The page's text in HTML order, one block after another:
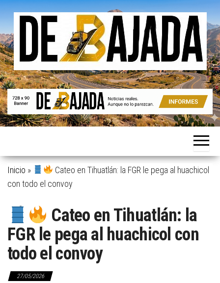
Saltar
contenido
De
Bajada
Noticias
Aunque
parezcan.
Inicio »
Cateo en Tihuatlán: la FGR le pega al huachicol
con todo el convoy
Cateo en Tihuatlán: la
FGR le pega al huachicol con
todo el convoy
27/05/2026